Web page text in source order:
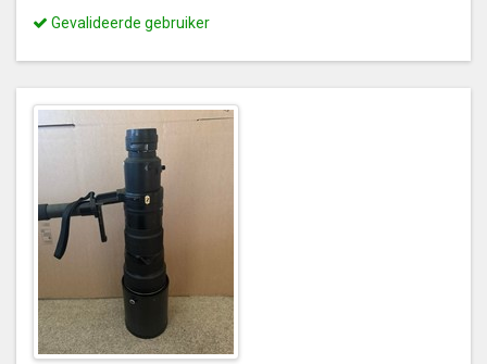
Dit
een
gevalideerde
gebruiker
Gevalideerde gebruiker